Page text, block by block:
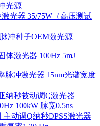
光源
光器 35/75W（高压测试
冲种子OEM激光源
体激光器 100Hz 5mJ
脉冲激光器 15nm光谱宽度
纳秒被动调Q激光器
100kW 脉宽0.5ns
动调Q纳秒DPSS激光器